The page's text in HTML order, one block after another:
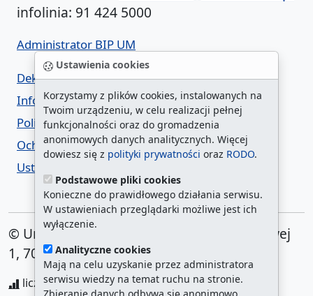
Ustawienia cookies
Korzystamy z plików cookies, instalowanych na
Twoim urządzeniu, w celu realizacji pełnej
funkcjonalności oraz do gromadzenia
anonimowych danych analitycznych. Więcej
dowiesz się z polityki prywatności oraz RODO.
Podstawowe pliki cookies
Konieczne do prawidłowego działania serwisu.
W ustawieniach przeglądarki możliwe jest ich
wyłączenie.
Analityczne cookies
Mają na celu uzyskanie przez administratora
serwisu wiedzy na temat ruchu na stronie.
infolinia: 91 424 5000
Administrator BIP UM
Deklaracja dostępności
Informacja o urzędzie w ETR
Polityka prywatności
Ochrona danych osobowych
Ustawienia cookies
© Urząd Miasta Szczecin. Plac Armii Krajowej
1, 70-456 Szczecin
liczba wyświetleń:208737474/ aktualna strona: